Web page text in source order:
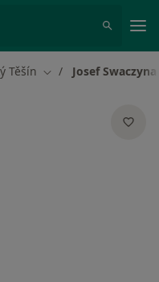
Těšín Změna města
Josef Swaczyna